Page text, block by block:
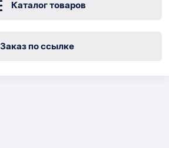
Каталог товаров
Заказ по ссылке